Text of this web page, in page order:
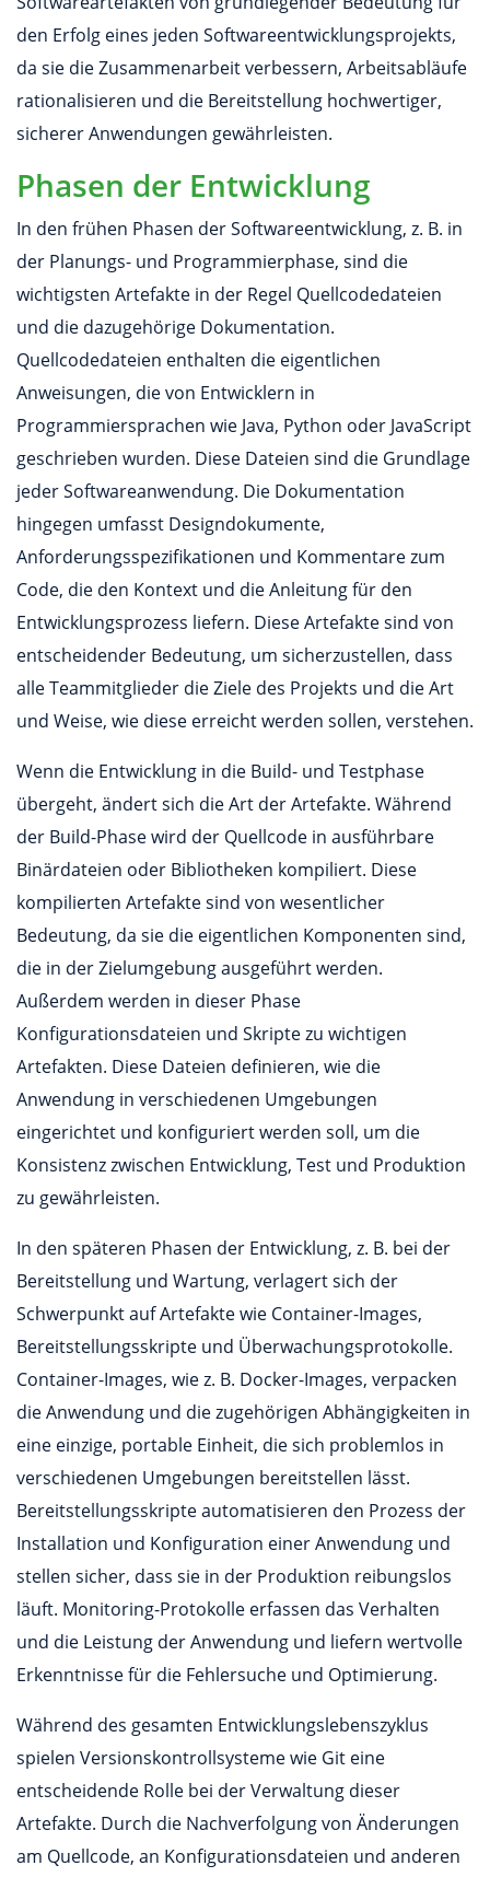
den Erfolg eines jeden Softwareentwicklungsprojekts,
da sie die Zusammenarbeit verbessern, Arbeitsabläufe
rationalisieren und die Bereitstellung hochwertiger,
sicherer Anwendungen gewährleisten.
Phasen der Entwicklung
In den frühen Phasen der Softwareentwicklung, z. B. in
der Planungs- und Programmierphase, sind die
wichtigsten Artefakte in der Regel Quellcodedateien
und die dazugehörige Dokumentation.
Quellcodedateien enthalten die eigentlichen
Anweisungen, die von Entwicklern in
Programmiersprachen wie Java, Python oder JavaScript
geschrieben wurden. Diese Dateien sind die Grundlage
jeder Softwareanwendung. Die Dokumentation
hingegen umfasst Designdokumente,
Anforderungsspezifikationen und Kommentare zum
Code, die den Kontext und die Anleitung für den
Entwicklungsprozess liefern. Diese Artefakte sind von
entscheidender Bedeutung, um sicherzustellen, dass
alle Teammitglieder die Ziele des Projekts und die Art
und Weise, wie diese erreicht werden sollen, verstehen.
Wenn die Entwicklung in die Build- und Testphase
übergeht, ändert sich die Art der Artefakte. Während
der Build-Phase wird der Quellcode in ausführbare
Binärdateien oder Bibliotheken kompiliert. Diese
kompilierten Artefakte sind von wesentlicher
Bedeutung, da sie die eigentlichen Komponenten sind,
die in der Zielumgebung ausgeführt werden.
Außerdem werden in dieser Phase
Konfigurationsdateien und Skripte zu wichtigen
Artefakten. Diese Dateien definieren, wie die
Anwendung in verschiedenen Umgebungen
eingerichtet und konfiguriert werden soll, um die
Konsistenz zwischen Entwicklung, Test und Produktion
zu gewährleisten.
In den späteren Phasen der Entwicklung, z. B. bei der
Bereitstellung und Wartung, verlagert sich der
Schwerpunkt auf Artefakte wie Container-Images,
Bereitstellungsskripte und Überwachungsprotokolle.
Container-Images, wie z. B. Docker-Images, verpacken
die Anwendung und die zugehörigen Abhängigkeiten in
eine einzige, portable Einheit, die sich problemlos in
verschiedenen Umgebungen bereitstellen lässt.
Bereitstellungsskripte automatisieren den Prozess der
Installation und Konfiguration einer Anwendung und
stellen sicher, dass sie in der Produktion reibungslos
läuft. Monitoring-Protokolle erfassen das Verhalten
und die Leistung der Anwendung und liefern wertvolle
Erkenntnisse für die Fehlersuche und Optimierung.
Während des gesamten Entwicklungslebenszyklus
spielen Versionskontrollsysteme wie Git eine
entscheidende Rolle bei der Verwaltung dieser
Artefakte. Durch die Nachverfolgung von Änderungen
am Quellcode, an Konfigurationsdateien und anderen